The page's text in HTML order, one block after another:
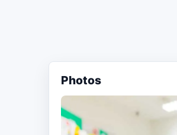
Photos